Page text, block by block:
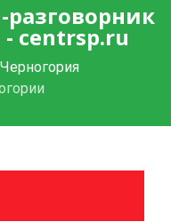
centrsp.ru
Черногория